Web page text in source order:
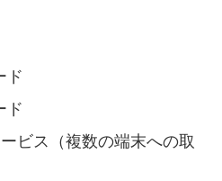
ド
ド
ビス（複数の端末への取